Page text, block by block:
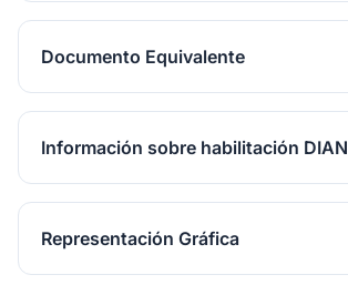
Documento Equivalente
Información sobre habilitación DIAN
Representación Gráfica